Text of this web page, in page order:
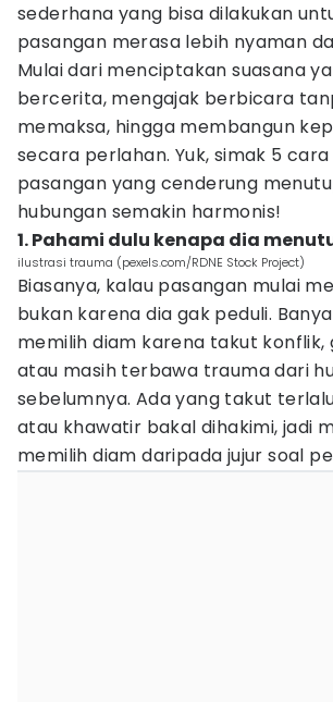
sederhana yang bisa dilakukan
pasangan merasa lebih nyaman
Mulai dari menciptakan suasana
bercerita, mengajak berbicara
memaksa, hingga membangun
secara perlahan. Yuk, simak 5
pasangan yang cenderung
hubungan semakin harmonis!
1. Pahami dulu kenapa dia
ilustrasi trauma (pexels.com/RDNE Stock Project)
Biasanya, kalau pasangan mulai
bukan karena dia gak peduli.
memilih diam karena takut konflik,
atau masih terbawa trauma dari
sebelumnya. Ada yang takut
atau khawatir bakal dihakimi, jadi
memilih diam daripada jujur soal